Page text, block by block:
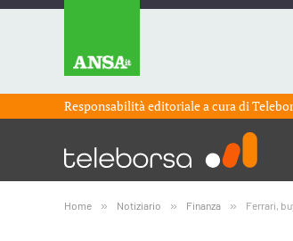
Responsabilità editoriale a cura di
Home » Notiziario » Finanza » Ferrari,